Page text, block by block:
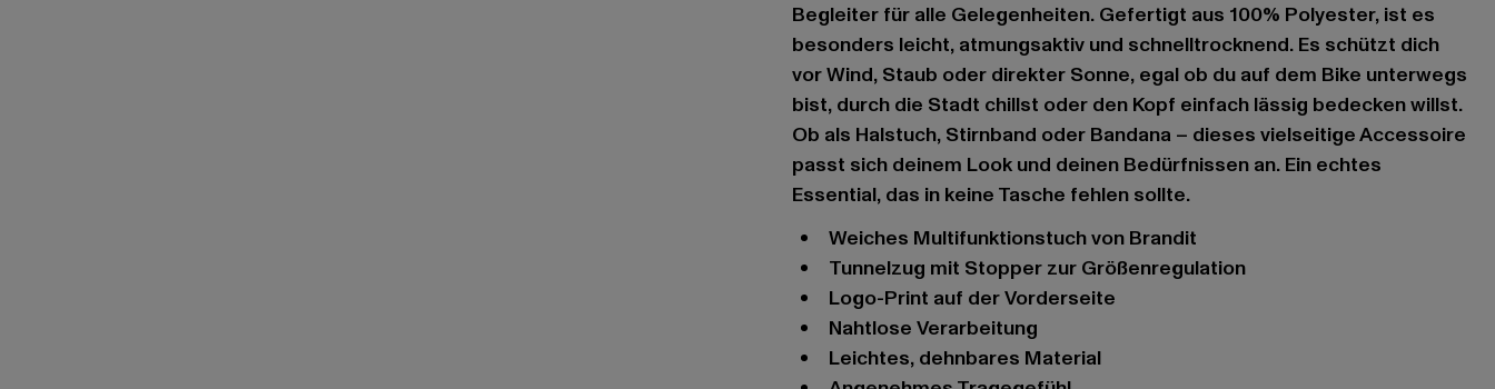
Begleiter für alle Gelegenheiten. Gefertigt aus 100% Polyester, ist es
besonders leicht, atmungsaktiv und schnelltrocknend. Es schützt dich
vor Wind, Staub oder direkter Sonne, egal ob du auf dem Bike unterwegs
bist, durch die Stadt chillst oder den Kopf einfach lässig bedecken willst.
Ob als Halstuch, Stirnband oder Bandana – dieses vielseitige Accessoire
passt sich deinem Look und deinen Bedürfnissen an. Ein echtes
Essential, das in keine Tasche fehlen sollte.
Weiches Multifunktionstuch von Brandit
Tunnelzug mit Stopper zur Größenregulation
Logo-Print auf der Vorderseite
Nahtlose Verarbeitung
Leichtes, dehnbares Material